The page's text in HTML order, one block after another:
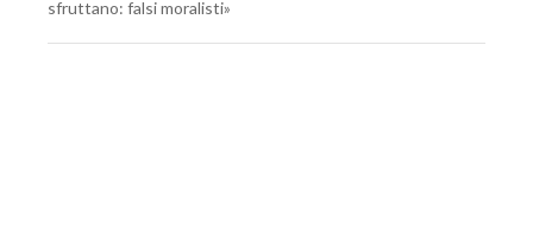
sfruttano: falsi moralisti»